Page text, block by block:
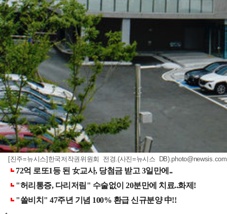
[진주=뉴시스]한국저작권위원회 전경.(사진=뉴시스 DB).photo@newsis.com